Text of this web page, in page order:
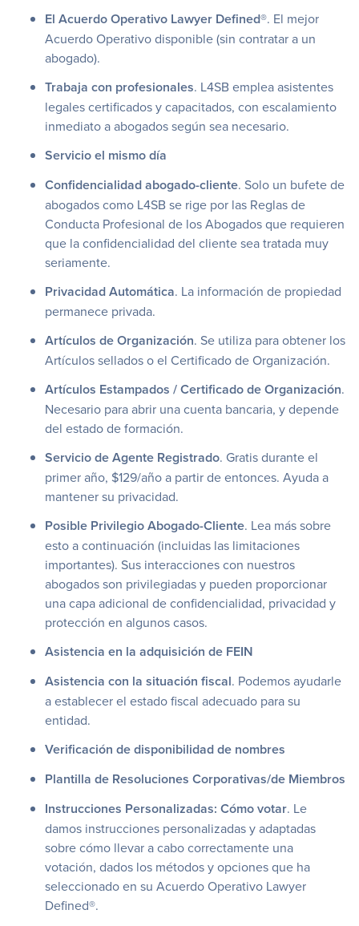
El Acuerdo Operativo Lawyer Defined®. El mejor
Acuerdo Operativo disponible (sin contratar a un
abogado).
Trabaja con profesionales. L4SB emplea asistentes
legales certificados y capacitados, con escalamiento
inmediato a abogados según sea necesario.
Servicio el mismo día
Confidencialidad abogado-cliente. Solo un bufete de
abogados como L4SB se rige por las Reglas de
Conducta Profesional de los Abogados que requieren
que la confidencialidad del cliente sea tratada muy
seriamente.
Privacidad Automática. La información de propiedad
permanece privada.
Artículos de Organización. Se utiliza para obtener los
Artículos sellados o el Certificado de Organización.
Artículos Estampados / Certificado de Organización.
Necesario para abrir una cuenta bancaria, y depende
del estado de formación.
Servicio de Agente Registrado. Gratis durante el
primer año, $129/año a partir de entonces. Ayuda a
mantener su privacidad.
Posible Privilegio Abogado-Cliente. Lea más sobre
esto a continuación (incluidas las limitaciones
importantes). Sus interacciones con nuestros
abogados son privilegiadas y pueden proporcionar
una capa adicional de confidencialidad, privacidad y
protección en algunos casos.
Asistencia en la adquisición de FEIN
Asistencia con la situación fiscal. Podemos ayudarle
a establecer el estado fiscal adecuado para su
entidad.
Verificación de disponibilidad de nombres
Plantilla de Resoluciones Corporativas/de Miembros
Instrucciones Personalizadas: Cómo votar. Le
damos instrucciones personalizadas y adaptadas
sobre cómo llevar a cabo correctamente una
votación, dados los métodos y opciones que ha
seleccionado en su Acuerdo Operativo Lawyer
Defined®.